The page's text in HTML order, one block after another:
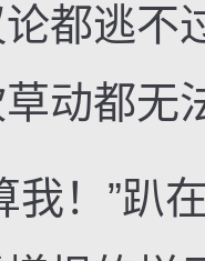
都逃不
动都无
！”趴在